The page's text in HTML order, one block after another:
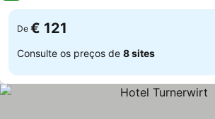
De € 121
Consulte os preços de 8 sites